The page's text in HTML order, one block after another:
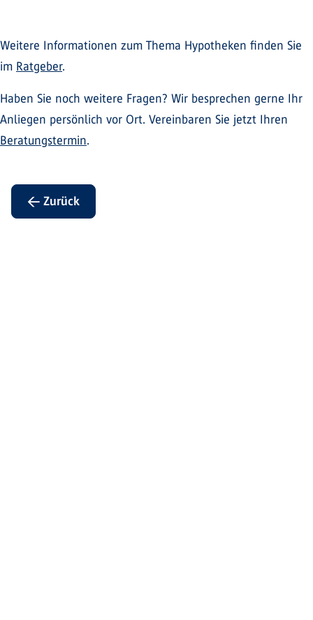
Weitere Informationen zum Thema Hypotheken finden Sie
im Ratgeber.
Haben Sie noch weitere Fragen? Wir besprechen gerne Ihr
Anliegen persönlich vor Ort. Vereinbaren Sie jetzt Ihren
Beratungstermin.
← Zurück